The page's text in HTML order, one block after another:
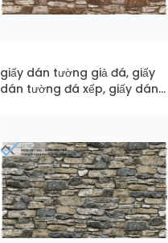
giấy dán tường giả đá, giấy
dán tường đá xếp, giấy dán